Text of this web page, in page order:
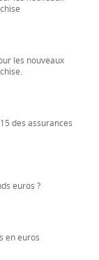
les nouveaux
des assurances
euros ?
en euros